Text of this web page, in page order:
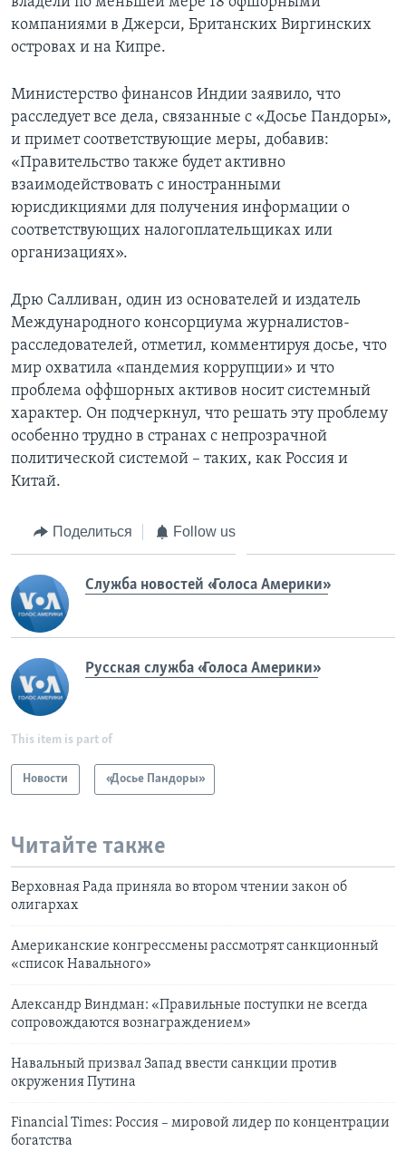
компаниями в Джерси, Британских Виргинских
островах и на Кипре.
Министерство финансов Индии заявило, что
расследует все дела, связанные с «Досье Пандоры»,
и примет соответствующие меры, добавив:
«Правительство также будет активно
взаимодействовать с иностранными
юрисдикциями для получения информации о
соответствующих налогоплательщиках или
организациях».
Дрю Салливан, один из основателей и издатель
Международного консорциума журналистов-
расследователей, отметил, комментируя досье, что
мир охватила «пандемия коррупции» и что
проблема оффшорных активов носит системный
характер. Он подчеркнул, что решать эту проблему
особенно трудно в странах с непрозрачной
политической системой – таких, как Россия и
Китай.
Поделиться Follow us
Служба новостей «Голоса Америки»
Русская служба «Голоса Америки»
This item is part of
Новости «Досье Пандоры»
Читайте также
Верховная Рада приняла во втором чтении закон об
олигархах
Американские конгрессмены рассмотрят санкционный
«список Навального»
Александр Виндман: «Правильные поступки не всегда
сопровождаются вознаграждением»
Навальный призвал Запад ввести санкции против
окружения Путина
Financial Times: Россия – мировой лидер по концентрации
богатства